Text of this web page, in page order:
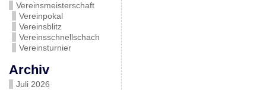
Vereinsmeisterschaft
Vereinpokal
Vereinsblitz
Vereinsschnellschach
Vereinsturnier
Archiv
Juli 2026